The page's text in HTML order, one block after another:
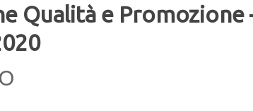
Qualità e Promozione